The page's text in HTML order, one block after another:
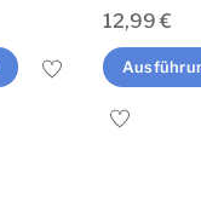
12,99€